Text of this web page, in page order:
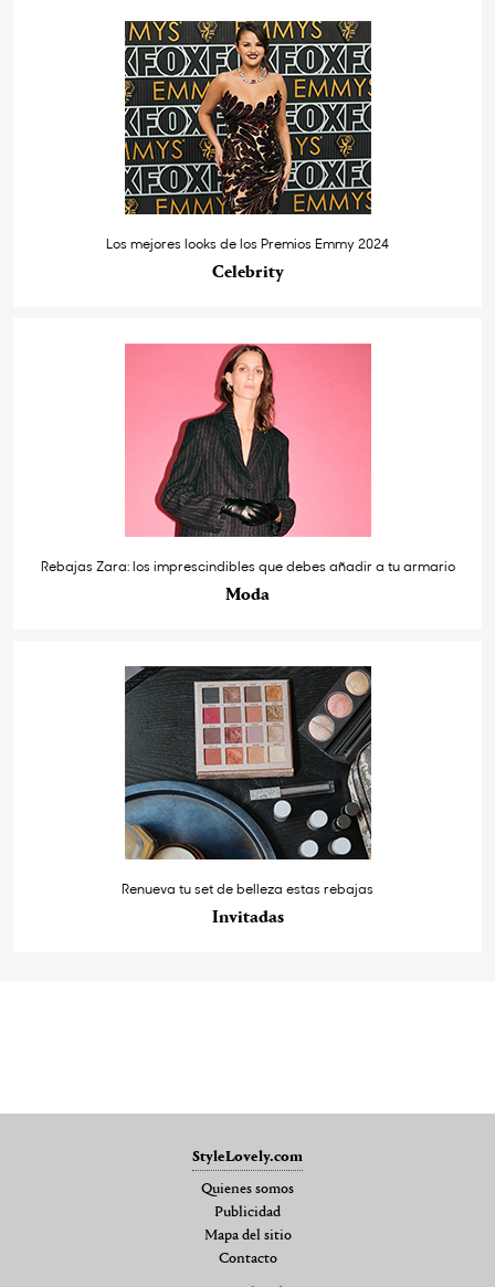
Los mejores looks de los Premios Emmy 2024
Celebrity
Rebajas Zara: los imprescindibles que debes añadir a tu armario
Moda
Renueva tu set de belleza estas rebajas
Invitadas
StyleLovely.com
Quienes somos
Publicidad
Mapa del sitio
Contacto